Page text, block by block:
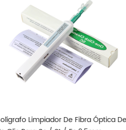
De Fibra Óptica De
Bolígrafo